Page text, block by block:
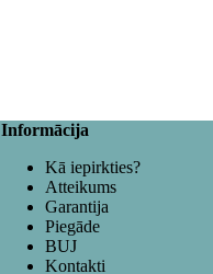
Informācija
Kā iepirkties?
Atteikums
Garantija
Piegāde
BUJ
Kontakti